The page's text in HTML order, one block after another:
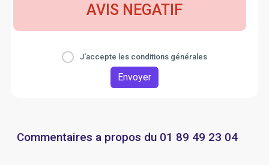
AVIS NEGATIF
J'accepte les conditions générales
Envoyer
Commentaires a propos du 01 89 49 23 04